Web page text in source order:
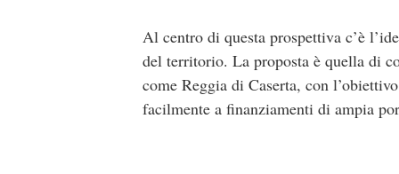
Al centro di questa prospettiva c’è
del territorio. La proposta è quella di
come Reggia di Caserta, con
facilmente a finanziamenti di ampia